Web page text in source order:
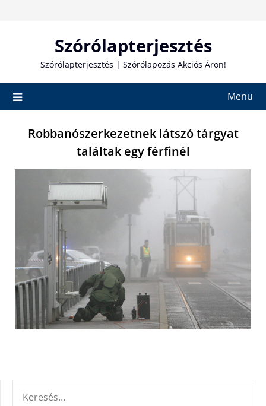
Szórólapterjesztés
Szórólapterjesztés | Szórólapozás Akciós Áron!
Menu
Robbanószerkezetnek látszó tárgyat
találtak egy férfinél